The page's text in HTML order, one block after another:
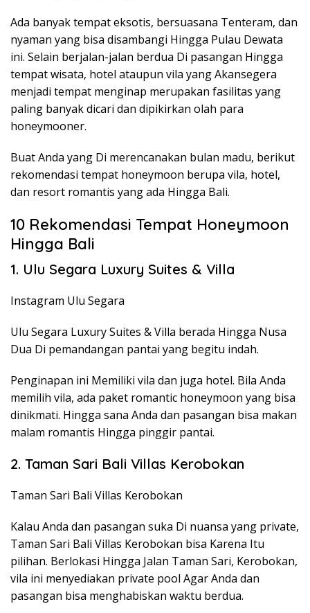
Ada banyak tempat eksotis, bersuasana Tenteram, dan
nyaman yang bisa disambangi Hingga Pulau Dewata
ini. Selain berjalan-jalan berdua Di pasangan Hingga
tempat wisata, hotel ataupun vila yang Akansegera
menjadi tempat menginap merupakan fasilitas yang
paling banyak dicari dan dipikirkan olah para
honeymooner.
Buat Anda yang Di merencanakan bulan madu, berikut
rekomendasi tempat honeymoon berupa vila, hotel,
dan resort romantis yang ada Hingga Bali.
10 Rekomendasi Tempat Honeymoon
Hingga Bali
1. Ulu Segara Luxury Suites & Villa
Instagram Ulu Segara
Ulu Segara Luxury Suites & Villa berada Hingga Nusa
Dua Di pemandangan pantai yang begitu indah.
Penginapan ini Memiliki vila dan juga hotel. Bila Anda
memilih vila, ada paket romantic honeymoon yang bisa
dinikmati. Hingga sana Anda dan pasangan bisa makan
malam romantis Hingga pinggir pantai.
2. Taman Sari Bali Villas Kerobokan
Taman Sari Bali Villas Kerobokan
Kalau Anda dan pasangan suka Di nuansa yang private,
Taman Sari Bali Villas Kerobokan bisa Karena Itu
pilihan. Berlokasi Hingga Jalan Taman Sari, Kerobokan,
vila ini menyediakan private pool Agar Anda dan
pasangan bisa menghabiskan waktu berdua.